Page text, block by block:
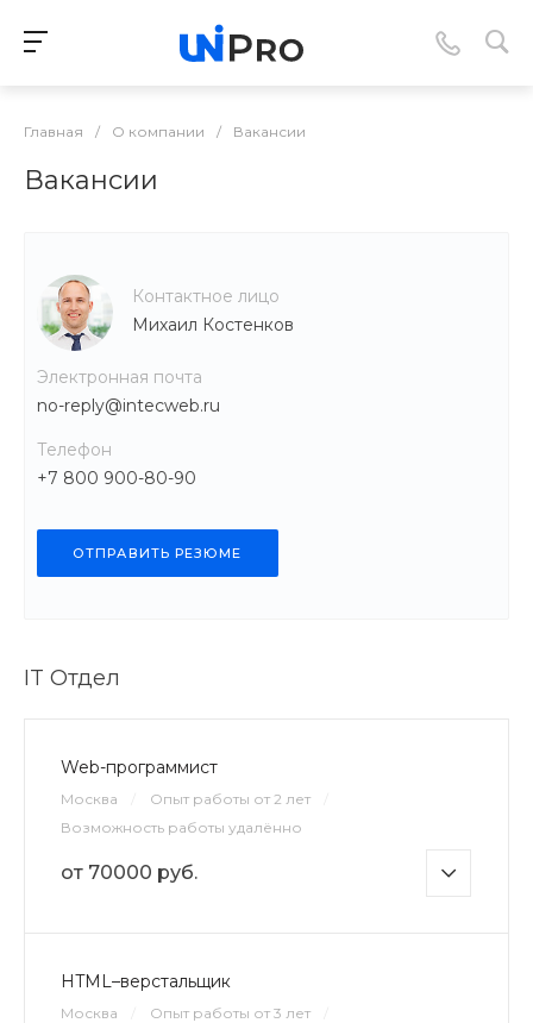
Главная / О компании / Вакансии
Вакансии
Контактное лицо
Михаил Костенков
Электронная почта
no-reply@intecweb.ru
Телефон
+7 800 900-80-90
ОТПРАВИТЬ РЕЗЮМЕ
IT Отдел
Web-программист
Москва Опыт работы от 2 лет
Возможность работы удалённо
от 70000 руб.
HTML–верстальщик
Москва Опыт работы от 3 лет